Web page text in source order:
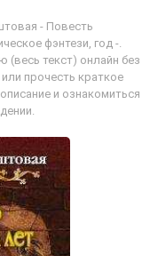
- Повесть
фэнтези, год -.
текст) онлайн без
прочесть краткое
и ознакомиться